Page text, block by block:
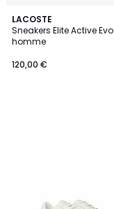
LACOSTE
Sneakers Elite Active Evo
homme
120,00 €